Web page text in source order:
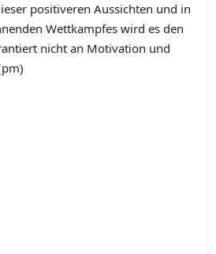
positiveren Aussichten und in
Wettkampfes wird es den
nicht an Motivation und